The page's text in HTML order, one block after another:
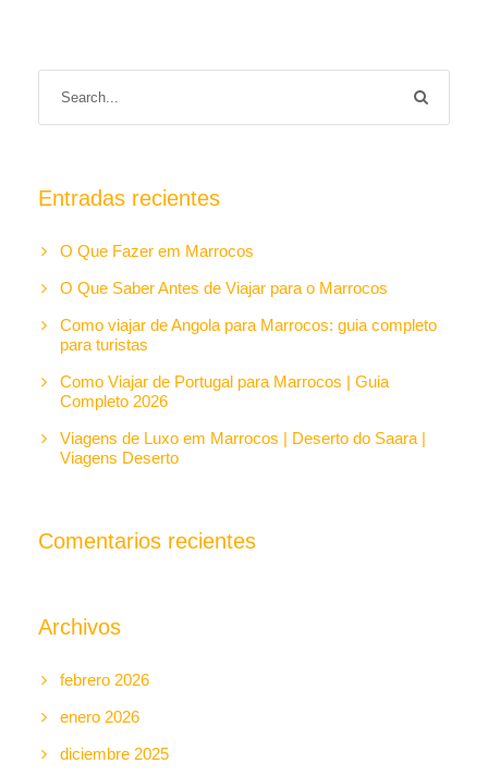
Entradas recientes
O Que Fazer em Marrocos
O Que Saber Antes de Viajar para o Marrocos
Como viajar de Angola para Marrocos: guia completo
para turistas
Como Viajar de Portugal para Marrocos | Guia
Completo 2026
Viagens de Luxo em Marrocos | Deserto do Saara |
Viagens Deserto
Comentarios recientes
Archivos
febrero 2026
enero 2026
diciembre 2025